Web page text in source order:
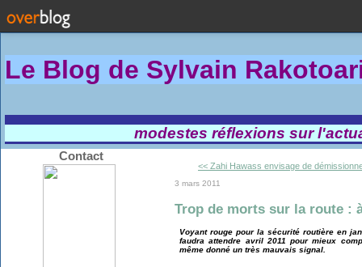
Le Blog de Sylvain Rakotoa
modestes réflexions sur
Contact
<< Zahi Hawass envisage de
3 mars 2011
Trop de morts sur la route :
Voyant rouge pour la sécurité routière en
faudra attendre avril 2011 pour mieux
même donné un très mauvais signal.